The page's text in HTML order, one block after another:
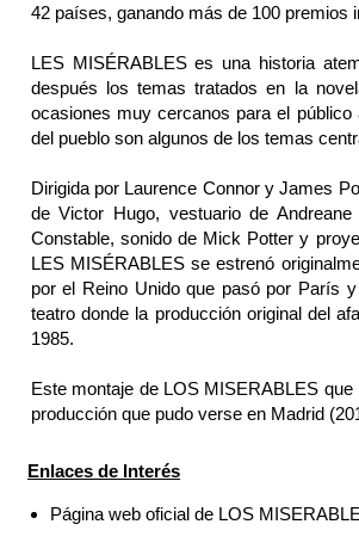
42 países, ganando más de 100 premios
LES MISÉRABLES es una historia
después los temas tratados en la
ocasiones muy cercanos para el
del pueblo son algunos de los temas
Dirigida por Laurence Connor y James
de Victor Hugo, vestuario de
Constable, sonido de Mick Potter y
LES MISÉRABLES se estrenó
por el Reino Unido que pasó por París
teatro donde la producción original del
1985.
Este montaje de LOS MISERABLES
producción que pudo verse en Madrid
Enlaces de Interés
Página web oficial de LOS